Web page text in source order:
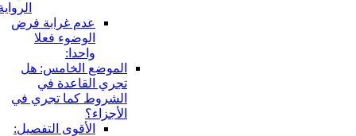
الرواية:
عدم غرابة فرض
الوضوء فعلا
واحدا:
الموضع الخامس: هل
تجري القاعدة في
الشروط كما تجري في
الأجزاء؟
الأقوى التفصيل: